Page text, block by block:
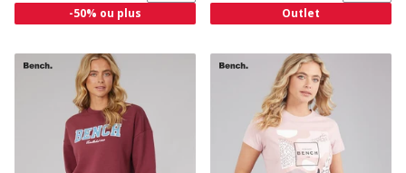
-50% ou plus Outlet